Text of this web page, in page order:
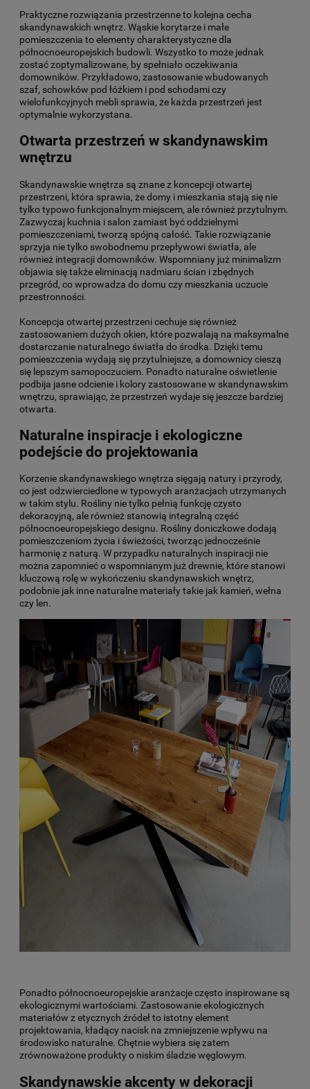
Praktyczne rozwiązania przestrzenne to kolejna cecha
skandynawskich wnętrz. Wąskie korytarze i małe
pomieszczenia to elementy charakterystyczne dla
północnoeuropejskich budowli. Wszystko to może jednak
zostać zoptymalizowane, by spełniało oczekiwania
domowników. Przykładowo, zastosowanie wbudowanych
szaf, schowków pod łóżkiem i pod schodami czy
wielofunkcyjnych mebli sprawia, że każda przestrzeń jest
optymalnie wykorzystana.
Otwarta przestrzeń w skandynawskim
wnętrzu
Skandynawskie wnętrza są znane z koncepcji otwartej
przestrzeni, która sprawia, że domy i mieszkania stają się nie
tylko typowo funkcjonalnym miejscem, ale również przytulnym.
Zazwyczaj kuchnia i salon zamiast być oddzielnymi
pomieszczeniami, tworzą spójną całość. Takie rozwiązanie
sprzyja nie tylko swobodnemu przepływowi światła, ale
również integracji domowników. Wspomniany już minimalizm
objawia się także eliminacją nadmiaru ścian i zbędnych
przegród, co wprowadza do domu czy mieszkania uczucie
przestronności.
Koncepcja otwartej przestrzeni cechuje się również
zastosowaniem dużych okien, które pozwalają na maksymalne
dostarczanie naturalnego światła do środka. Dzięki temu
pomieszczenia wydają się przytulniejsze, a domownicy cieszą
się lepszym samopoczuciem. Ponadto naturalne oświetlenie
podbija jasne odcienie i kolory zastosowane w skandynawskim
wnętrzu, sprawiając, że przestrzeń wydaje się jeszcze bardziej
otwarta.
Naturalne inspiracje i ekologiczne
podejście do projektowania
Korzenie skandynawskiego wnętrza sięgają natury i przyrody,
co jest odzwierciedlone w typowych aranżacjach utrzymanych
w takim stylu. Rośliny nie tylko pełnią funkcję czysto
dekoracyjną, ale również stanowią integralną część
północnoeuropejskiego designu. Rośliny doniczkowe dodają
pomieszczeniom życia i świeżości, tworząc jednocześnie
harmonię z naturą. W przypadku naturalnych inspiracji nie
można zapomnieć o wspomnianym już drewnie, które stanowi
kluczową rolę w wykończeniu skandynawskich wnętrz,
podobnie jak inne naturalne materiały takie jak kamień, wełna
czy len.
Ponadto północnoeuropejskie aranżacje często inspirowane są
ekologicznymi wartościami. Zastosowanie ekologicznych
materiałów z etycznych źródeł to istotny element
projektowania, kładący nacisk na zmniejszenie wpływu na
środowisko naturalne. Chętnie wybiera się zatem
zrównoważone produkty o niskim śladzie węglowym.
Skandynawskie akcenty w dekoracji